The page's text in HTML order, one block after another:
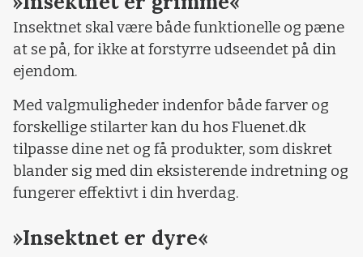
Insektnet skal være både funktionelle og pæne
at se på, for ikke at forstyrre udseendet på din
ejendom.
Med valgmuligheder indenfor både farver og
forskellige stilarter kan du hos Fluenet.dk
tilpasse dine net og få produkter, som diskret
blander sig med din eksisterende indretning og
fungerer effektivt i din hverdag.
»Insektnet er dyre«